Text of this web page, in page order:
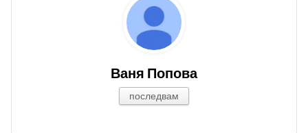
Ваня Попова
последвам